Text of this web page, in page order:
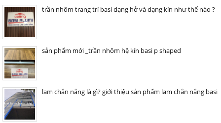
trần nhôm trang trí basi dạng hở và dạng kín như thế nào ?
sản phẩm mới _trần nhôm hệ kín basi p shaped
lam chắn nắng là gì? giới thiệu sản phẩm lam chắn nắng basi